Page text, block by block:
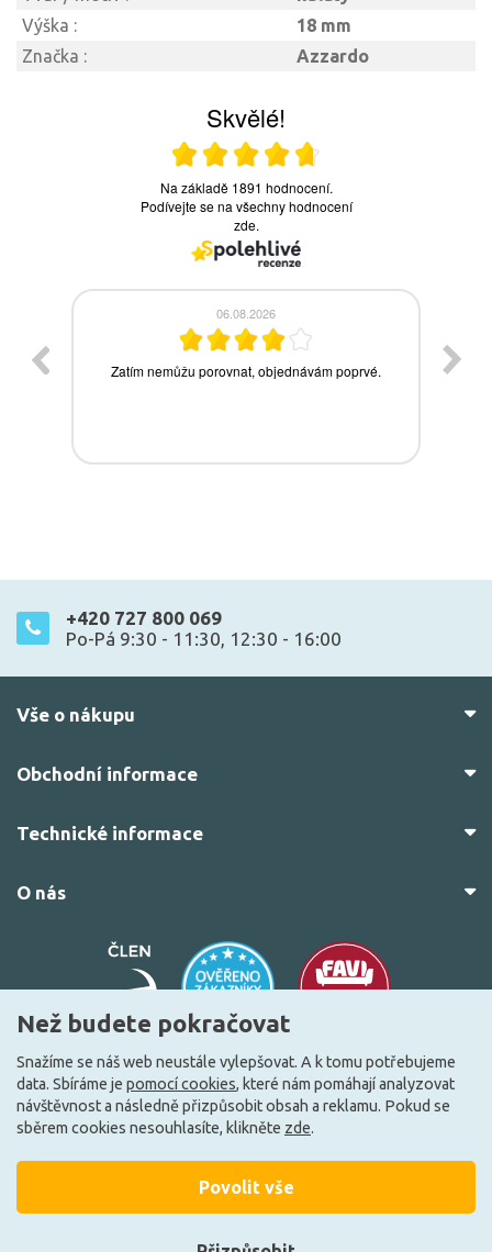
Výška :
18 mm
Značka :
Azzardo
+420 727 800 069
Po-Pá 9:30 - 11:30, 12:30 - 16:00
Vše o nákupu
Obchodní informace
Technické informace
O nás
© 2010–2026 Všechna práva vyhrazena. žárovky.cz
VytvořiloFEO.cz
Než budete pokračovat
Snažíme se náš web neustále vylepšovat. A k tomu potřebujeme
data. Sbíráme je pomocí cookies, které nám pomáhají analyzovat
návštěvnost a následně přizpůsobit obsah a reklamu. Pokud se
sběrem cookies nesouhlasíte, klikněte zde.
Povolit vše